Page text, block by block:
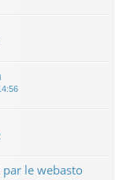
le webasto